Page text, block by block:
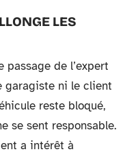
LES
passage de l’expert
garagiste ni le client
reste bloqué,
se sent responsable.
a intérêt à